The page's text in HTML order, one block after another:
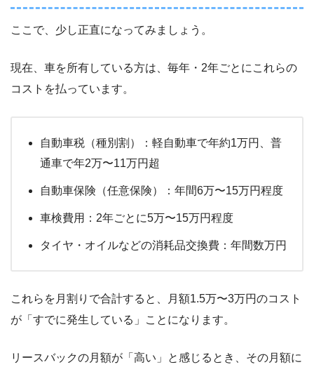
ここで、少し正直になってみましょう。
現在、車を所有している方は、毎年・2年ごとにこれらの
コストを払っています。
自動車税（種別割）：軽自動車で年約1万円、普
通車で年2万〜11万円超
自動車保険（任意保険）：年間6万〜15万円程度
車検費用：2年ごとに5万〜15万円程度
タイヤ・オイルなどの消耗品交換費：年間数万円
これらを月割りで合計すると、月額1.5万〜3万円のコスト
が「すでに発生している」ことになります。
リースバックの月額が「高い」と感じるとき、その月額に